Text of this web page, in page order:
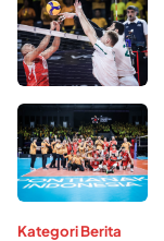
Kategori Berita